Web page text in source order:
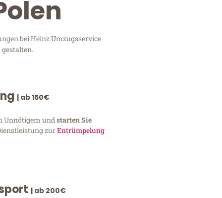
bei Heinz Umzugsservice
| ab 150€
Unnötigem undstarten Sie
zurEntrümpelung
| ab 200€